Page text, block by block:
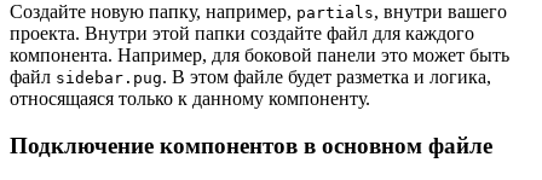
Создайте новую папку, например, partials, внутри вашего
проекта. Внутри этой папки создайте файл для каждого
компонента. Например, для боковой панели это может быть
файл sidebar.pug. В этом файле будет разметка и логика,
относящаяся только к данному компоненту.
Подключение компонентов в основном файле